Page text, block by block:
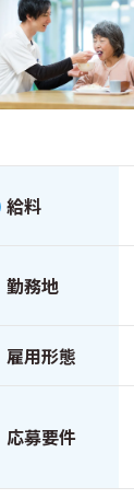
給料
勤務地
雇用形態
応募要件